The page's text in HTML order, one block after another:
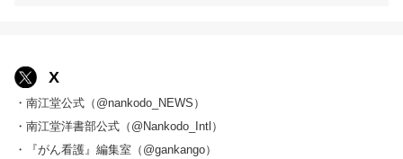
X
・南江堂公式（@nankodo_NEWS）
・南江堂洋書部公式（@Nankodo_Intl）
・『がん看護』編集室（@gankango）